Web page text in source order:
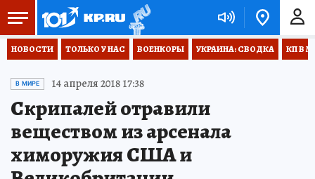
НОВОСТИ ТОЛЬКО У НАС ВОЕНКОРЫ УКРАИНА: СВОДКА КП В
В МИРЕ 14 апреля 2018 17:38
Скрипалей отравили
веществом из арсенала
химоружия США и